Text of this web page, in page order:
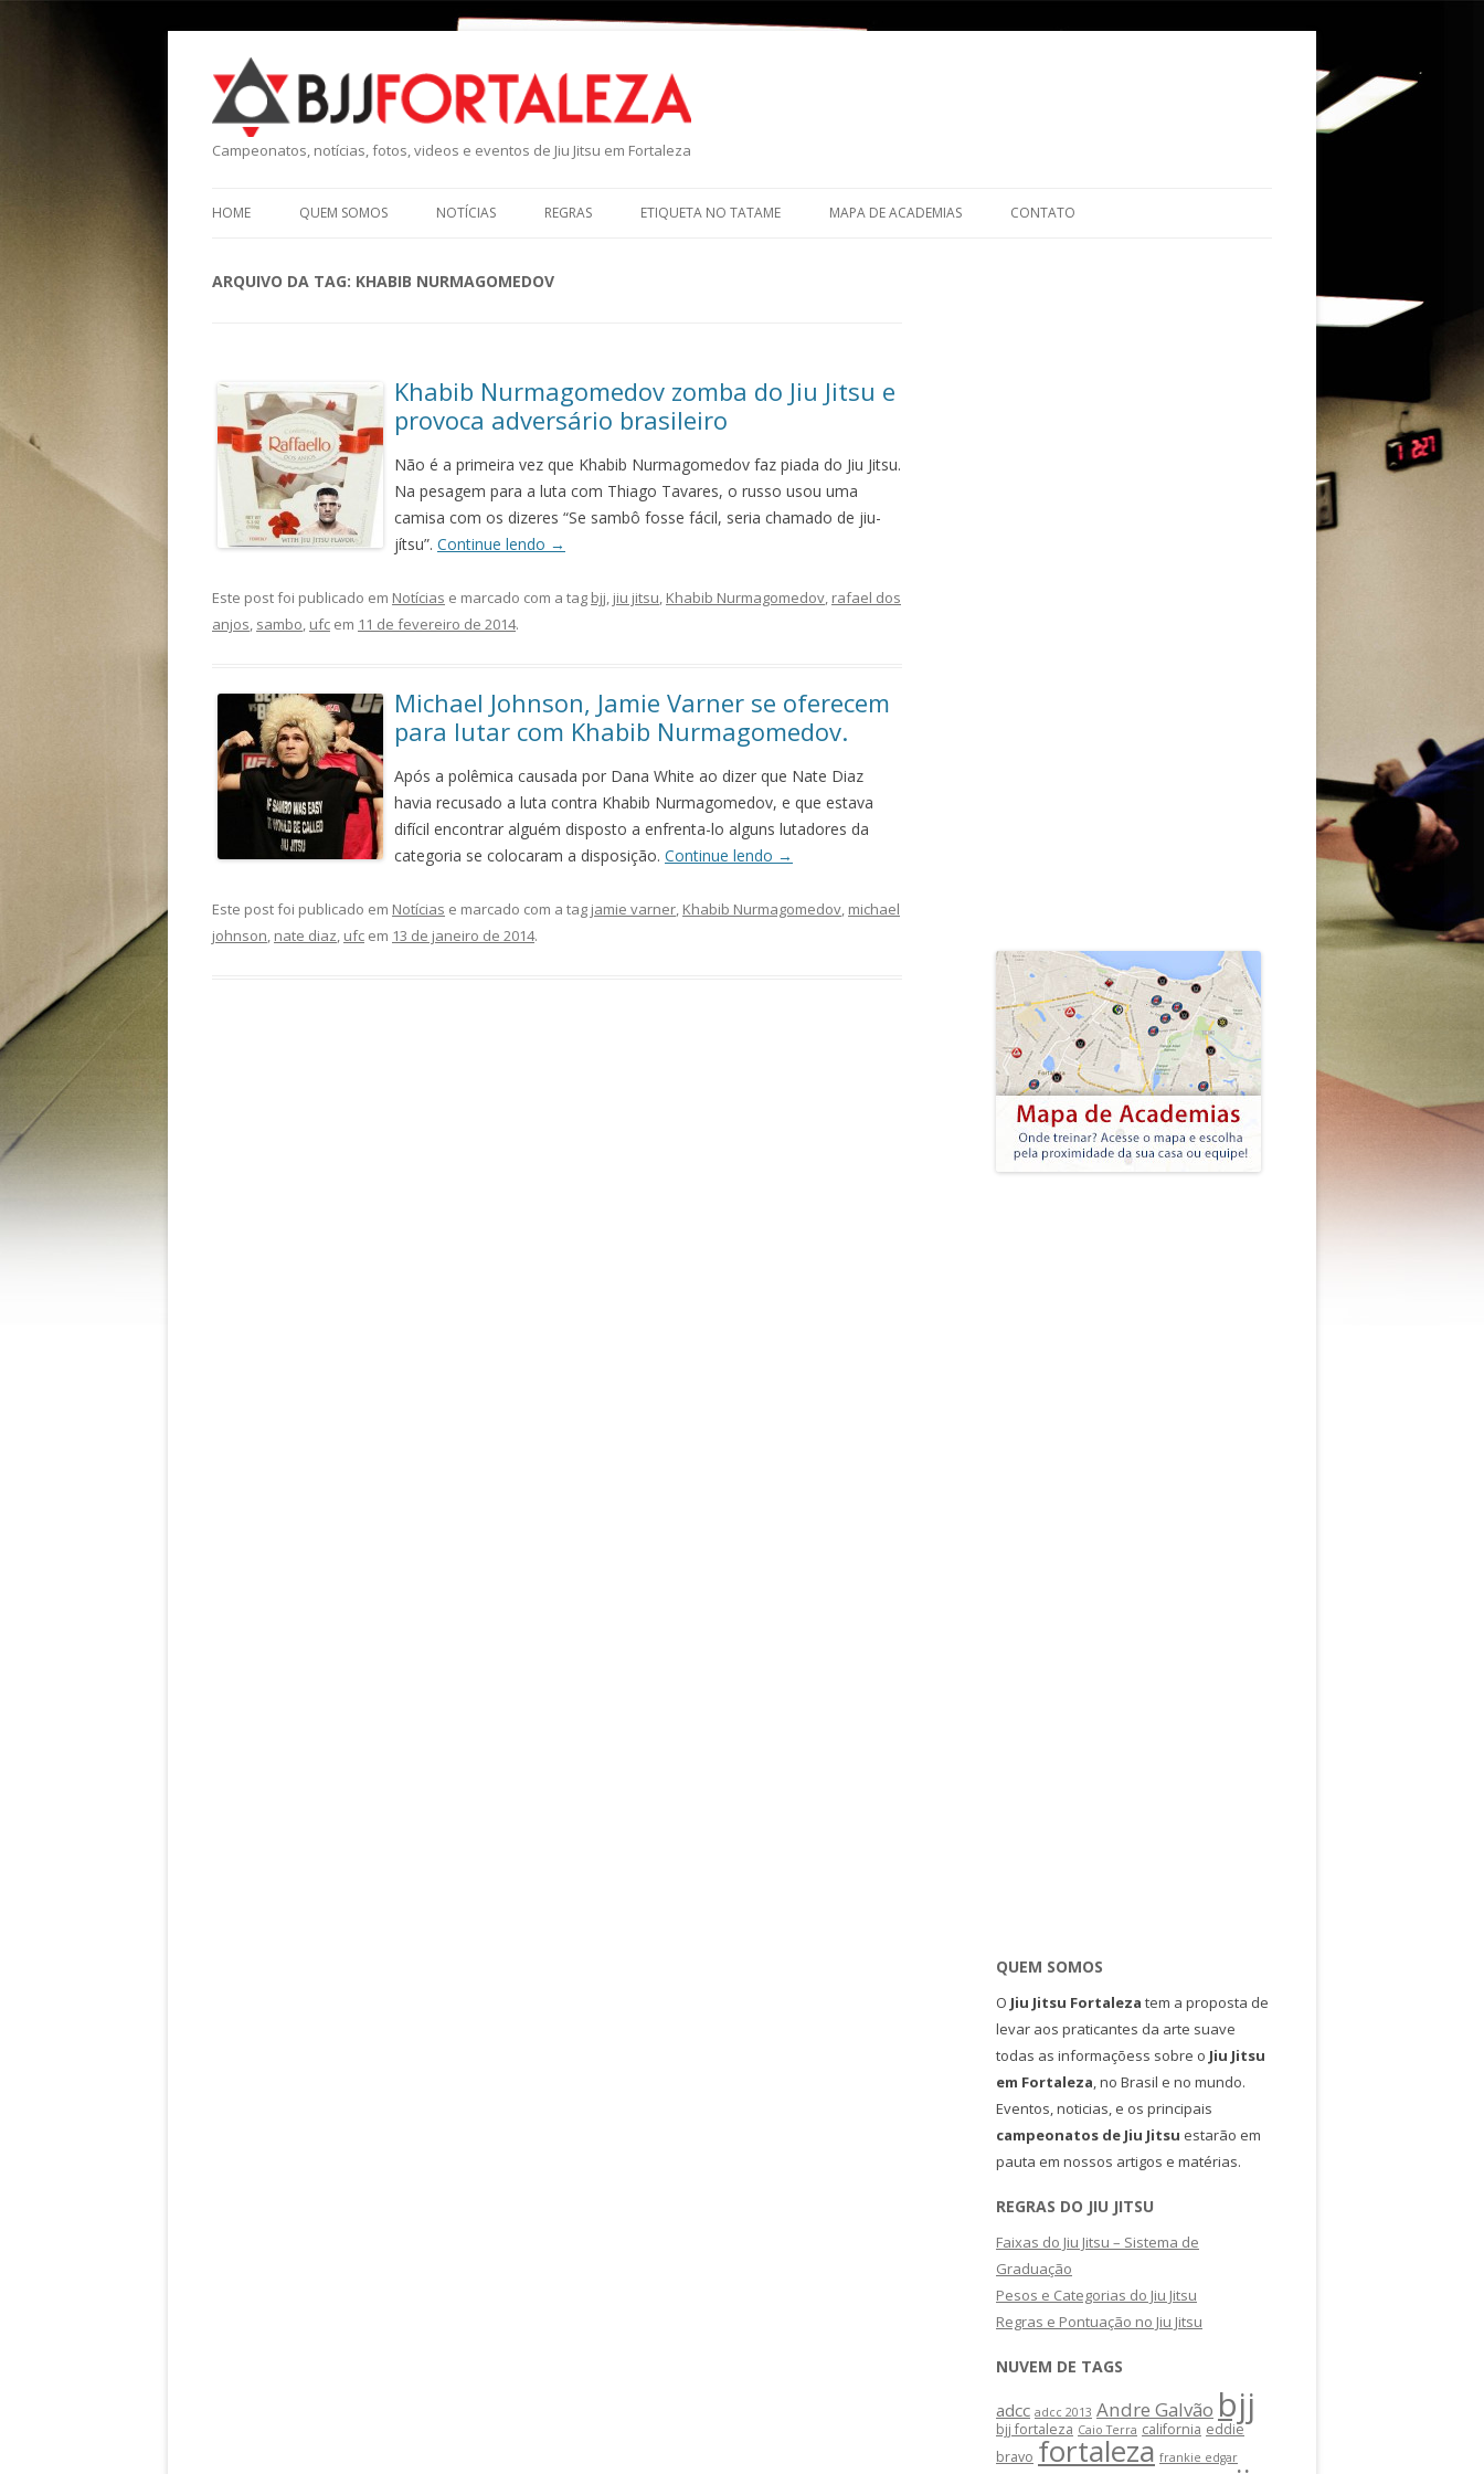
Campeonatos, notícias, fotos, videos e eventos de Jiu Jitsu em Fortaleza
HOME QUEM SOMOS NOTÍCIAS REGRAS ETIQUETA NO TATAME MAPA DE ACADEMIAS CONTATO
ARQUIVO DA TAG: KHABIB NURMAGOMEDOV
Khabib Nurmagomedov zomba do Jiu Jitsu e
provoca adversário brasileiro
Não é a primeira vez que Khabib Nurmagomedov faz piada do Jiu Jitsu.
Na pesagem para a luta com Thiago Tavares, o russo usou uma
camisa com os dizeres “Se sambô fosse fácil, seria chamado de jiu-
jítsu”. Continue lendo →
Este post foi publicado em Notícias e marcado com a tag bjj, jiu jitsu, Khabib Nurmagomedov, rafael dos
anjos, sambo, ufc em 11 de fevereiro de 2014.
Michael Johnson, Jamie Varner se oferecem
para lutar com Khabib Nurmagomedov.
Após a polêmica causada por Dana White ao dizer que Nate Diaz
havia recusado a luta contra Khabib Nurmagomedov, e que estava
difícil encontrar alguém disposto a enfrenta-lo alguns lutadores da
categoria se colocaram a disposição. Continue lendo →
Este post foi publicado em Notícias e marcado com a tag jamie varner Khabib Nurmagomedov michael
johnson nate diaz ufc em 13 de janeiro de 2014.
QUEM SOMOS
O Jiu Jitsu Fortaleza tem a proposta de
levar aos praticantes da arte suave
todas as informaçõess sobre o Jiu Jitsu
em Fortaleza, no Brasil e no mundo.
Eventos, noticias, e os principais
campeonatos de Jiu Jitsu estarão em
pauta em nossos artigos e matérias.
REGRAS DO JIU JITSU
Faixas do Jiu Jitsu – Sistema de
Graduação
Pesos e Categorias do Jiu Jitsu
Regras e Pontuação no Jiu Jitsu
NUVEM DE TAGS
adcc adcc 2013 Andre Galvão bjj
bjj fortaleza Caio Terra california eddie
bravo fortaleza frankie edgar